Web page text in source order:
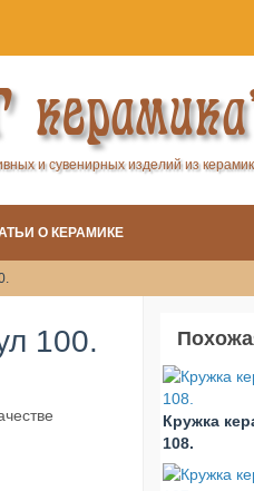
и сувенирных изделий из
О КЕРАМИКЕ
100.
Кружка
108.